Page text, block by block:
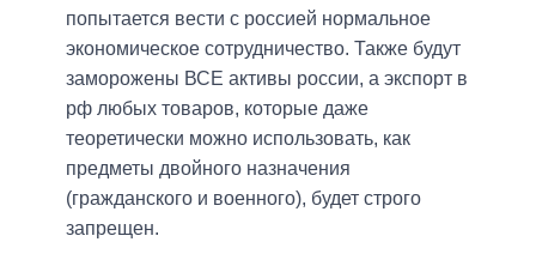
попытается вести с россией нормальное
экономическое сотрудничество. Также будут
заморожены ВСЕ активы россии, а экспорт в
рф любых товаров, которые даже
теоретически можно использовать, как
предметы двойного назначения
(гражданского и военного), будет строго
запрещен.